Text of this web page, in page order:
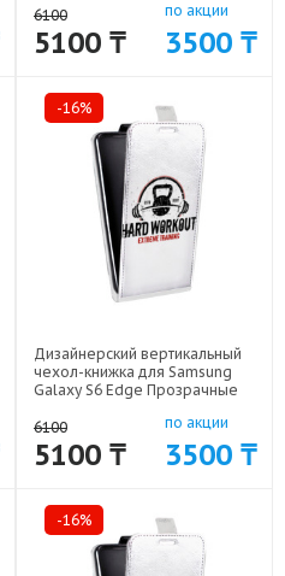
18330
6100
5100 ₸
по акции
3500 ₸
-16%
Дизайнерский вертикальный
чехол-книжка для Samsung
Galaxy S6 Edge Прозрачные
18328
6100
5100 ₸
по акции
3500 ₸
-16%